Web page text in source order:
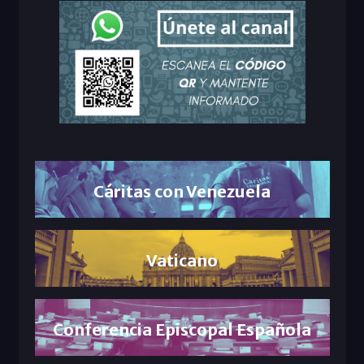
Cáritas con Venezuela
Vaticano
Conferencia Episcopal Española